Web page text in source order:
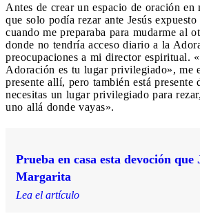
Antes de crear un espacio de oración en
que solo podía rezar ante Jesús
cuando me preparaba para mudarme al
donde no tendría acceso diario a la
preocupaciones a mi director espiritual.
Adoración es tu lugar privilegiado», me
presente allí, pero también está presente
necesitas un lugar privilegiado para
uno allá donde vayas».
Prueba en casa esta devoción que
Margarita
Lea el artículo